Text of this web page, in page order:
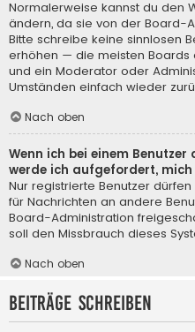
Normalerweise kannst du den
ändern, da sie von der Board-
Bitte schreibe keine sinnlosen
erhöhen — die meisten Boards
und ein Moderator oder
Umständen einfach wieder
Nach oben
Wenn ich bei einem
werde ich aufgefordert, mich
Nur registrierte Benutzer
für Nachrichten an andere
Board-Administration
soll den Missbrauch dieses
Nach oben
Beiträge schreiben